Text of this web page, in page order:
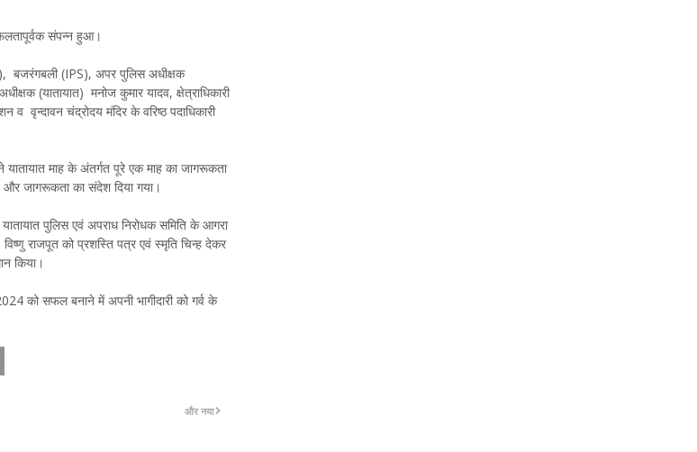
संपन्न हुआ।
बजरंगबली (IPS), अपर पुलिस अधीक्षक
(यातायात) मनोज कुमार यादव, क्षेत्राधिकारी
व वृन्दावन चंद्रोदय मंदिर के वरिष्ठ पदाधिकारी
माह के अंतर्गत पूरे एक माह का जागरूकता
जागरूकता का संदेश दिया गया।
पुलिस एवं अपराध निरोधक समिति के आगरा
राजपूत को प्रशस्ति पत्र एवं स्मृति चिन्ह देकर
किया।
को सफल बनाने में अपनी भागीदारी को गर्व के
और नया